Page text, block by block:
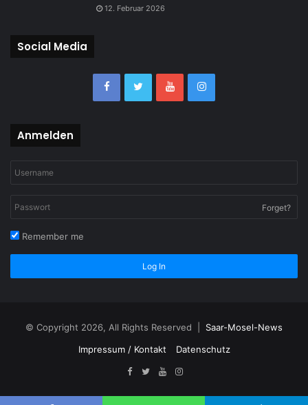
12. Februar 2026
Social Media
Anmelden
Forget?
Remember me
Log In
© Copyright 2026, All Rights Reserved | Saar-Mosel-News
Impressum / Kontakt
Datenschutz